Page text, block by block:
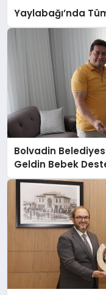
Yaylabağı’nda
Bolvadin
Geldin Bebek